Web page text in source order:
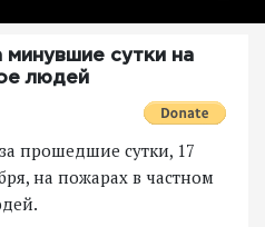
сутки на
людей
прошедшие сутки, 17
на пожарах в частном